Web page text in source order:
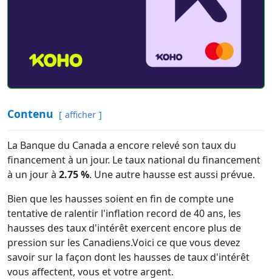
Contenu afficher
La Banque du Canada a encore relevé son taux du
financement à un jour. Le taux national du financement
à un jour à 2.75 %. Une autre hausse est aussi prévue.
Bien que les hausses soient en fin de compte une
tentative de ralentir l'inflation record de 40 ans, les
hausses des taux d'intérêt exercent encore plus de
pression sur les Canadiens.Voici ce que vous devez
savoir sur la façon dont les hausses de taux d'intérêt
vous affectent, vous et votre argent.